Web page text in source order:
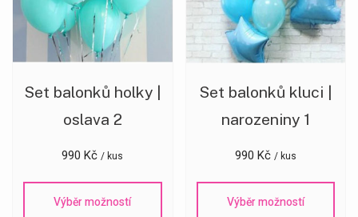
Set balonků holky |
oslava 2
990Kč / kus
Výběr možností
Set balonků kluci |
narozeniny 1
990 Kč / kus
Výběr možností